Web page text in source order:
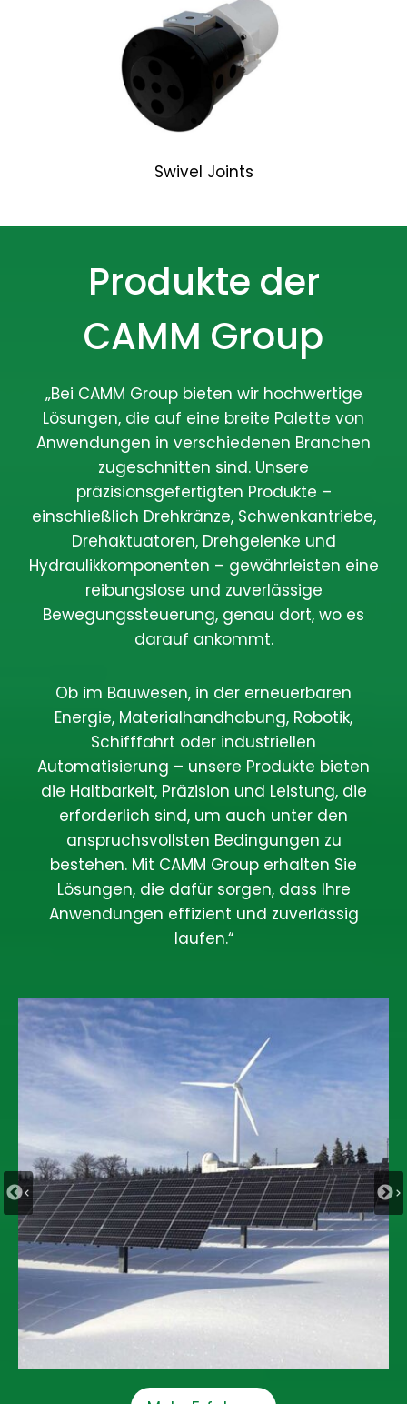
Swivel Joints
Produkte der
CAMM Group
„Bei CAMM Group bieten wir hochwertige
Lösungen, die auf eine breite Palette von
Anwendungen in verschiedenen Branchen
zugeschnitten sind. Unsere
präzisionsgefertigten Produkte –
einschließlich Drehkränze, Schwenkantriebe,
Drehaktuatoren, Drehgelenke und
Hydraulikkomponenten – gewährleisten eine
reibungslose und zuverlässige
Bewegungssteuerung, genau dort, wo es
darauf ankommt.
Ob im Bauwesen, in der erneuerbaren
Energie, Materialhandhabung, Robotik,
Schifffahrt oder industriellen
Automatisierung – unsere Produkte bieten
die Haltbarkeit, Präzision und Leistung, die
erforderlich sind, um auch unter den
anspruchsvollsten Bedingungen zu
bestehen. Mit CAMM Group erhalten Sie
Lösungen, die dafür sorgen, dass Ihre
Anwendungen effizient und zuverlässig
laufen.“